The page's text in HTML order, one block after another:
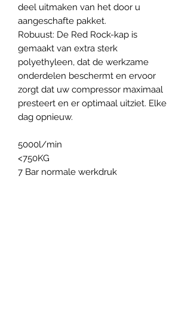
deel uitmaken van het door u
aangeschafte pakket.
Robuust: De Red Rock-kap is
gemaakt van extra sterk
polyethyleen, dat de werkzame
onderdelen beschermt en ervoor
zorgt dat uw compressor maximaal
presteert en er optimaal uitziet. Elke
dag opnieuw.
5000l/min
<750KG
7 Bar normale werkdruk